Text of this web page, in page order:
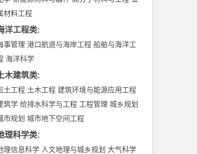
材料工程
洋工程类:
事管理 港口航道与海岸工程 船舶与海洋工
海洋科学
木建筑类:
土工程 土木工程 建筑环境与能源应用工程
筑学 给排水科学与工程 工程管理 城乡规划
市规划 城市地下空间工程
理科学类:
理信息科学 人文地理与城乡规划 大气科学